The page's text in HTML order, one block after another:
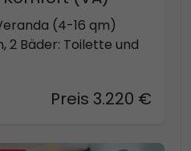
(4-16 qm)
2 Bäder: Toilette und
Preis 3.220 €